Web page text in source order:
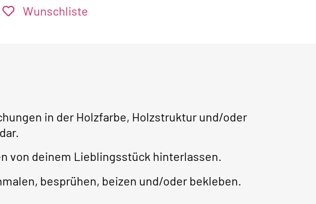
Wunschliste
in der Holzfarbe, Holzstruktur und/oder
von deinem Lieblingsstück hinterlassen.
besprühen, beizen und/oder bekleben.